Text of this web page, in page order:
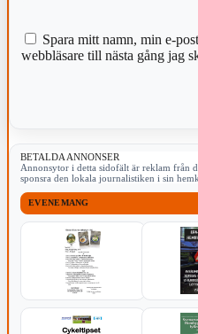
Spara mitt namn, min e-
webbläsare till nästa gång jag
BETALDA ANNONSER
Annonsytor i detta sidofält är reklam från
sponsra den lokala journalistiken i sin
EVENEMANG